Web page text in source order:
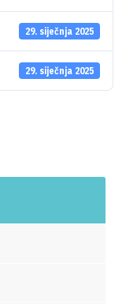
29. siječnja 2025
29. siječnja 2025